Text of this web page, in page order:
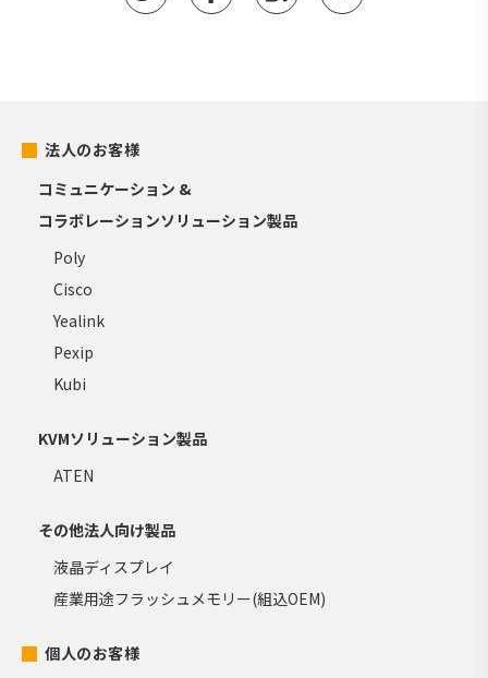
法人のお客様
コミュニケーション &
コラボレーションソリューション製品
Poly
Cisco
Yealink
Pexip
Kubi
KVMソリューション製品
ATEN
その他法人向け製品
液晶ディスプレイ
産業用途フラッシュメモリー(組込OEM)
個人のお客様